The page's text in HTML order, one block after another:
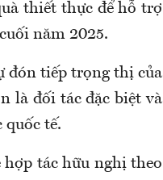
thiết thực để hỗ trợ
năm 2025.
đón tiếp trọng thị của
là đối tác đặc biệt và
tế.
tác hữu nghị theo